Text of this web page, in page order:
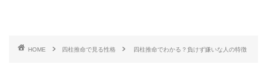
HOME 四柱推命で見る性格 四柱推命でわかる？負けず嫌いな人の特徴